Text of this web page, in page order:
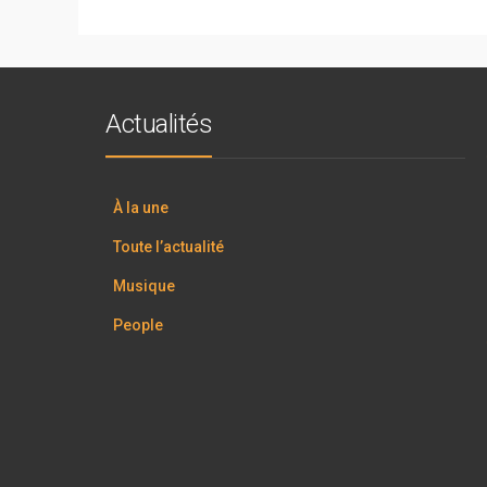
Actualités
À la une
Toute l’actualité
Musique
People